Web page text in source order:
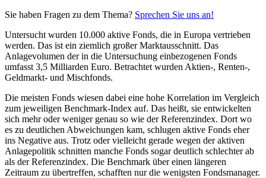
Sie haben Fragen zu dem Thema? Sprechen Sie uns an!
Untersucht wurden 10.000 aktive Fonds, die in Europa vertrieben
werden. Das ist ein ziemlich großer Marktausschnitt. Das
Anlagevolumen der in die Untersuchung einbezogenen Fonds
umfasst 3,5 Milliarden Euro. Betrachtet wurden Aktien-, Renten-,
Geldmarkt- und Mischfonds.
Die meisten Fonds wiesen dabei eine hohe Korrelation im Vergleich
zum jeweiligen Benchmark-Index auf. Das heißt, sie entwickelten
sich mehr oder weniger genau so wie der Referenzindex. Dort wo
es zu deutlichen Abweichungen kam, schlugen aktive Fonds eher
ins Negative aus. Trotz oder vielleicht gerade wegen der aktiven
Anlagepolitik schnitten manche Fonds sogar deutlich schlechter ab
als der Referenzindex. Die Benchmark über einen längeren
Zeitraum zu übertreffen, schafften nur die wenigsten Fondsmanager.